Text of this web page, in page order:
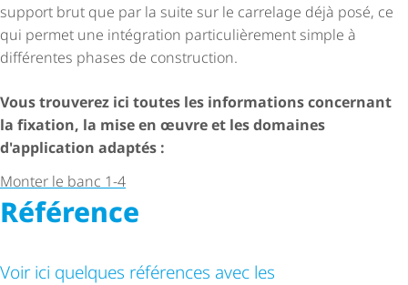
support brut que par la suite sur le carrelage déjà posé, ce
qui permet une intégration parti­cu­liè­re­ment simple à
différentes phases de construction.
Vous trouverez ici toutes les informations concernant
la fixation, la mise en œuvre et les domaines
d'application adaptés :
Monter le banc 1-4
Référence
Voir ici quelques références avec les